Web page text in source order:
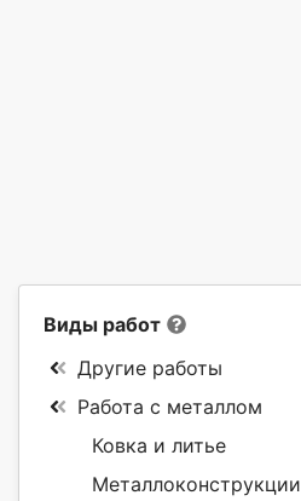
Виды работ
Другие работы
Работа с металлом
Ковка и литье
Металлоконструкции